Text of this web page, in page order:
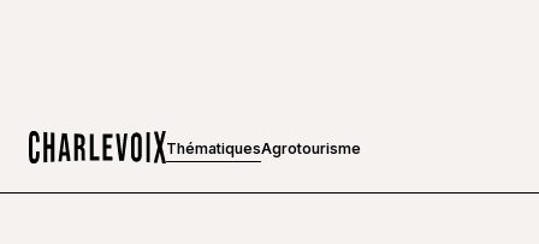
ThématiquesAgrotourisme